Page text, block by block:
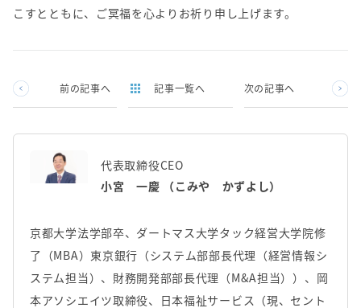
こすとともに、ご冥福を心よりお祈り申し上げます。
前の記事へ 記事一覧へ 次の記事へ
代表取締役CEO
小宮 一慶 （こみや かずよし）
京都大学法学部卒、ダートマス大学タック経営大学院修
了（MBA）東京銀行（システム部部長代理（経営情報シ
ステム担当）、財務開発部部長代理（M&A担当））、岡
本アソシエイツ取締役、日本福祉サービス（現、セント